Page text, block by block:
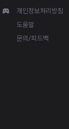
개인정보처리방침
도움말
문의/피드백